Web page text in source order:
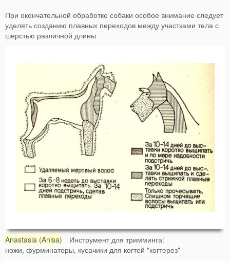
При окончательной обработке собаки особое внимание следует
уделять созданию плавных переходов между участками тела с
шерстью различной длины
Anastasia (Anisa) Инструмент для тримминга:
ножи, фурминаторы, кусачики для когтей "когтерез"